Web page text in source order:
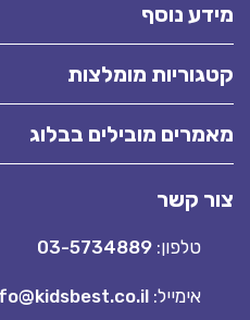
נוסף
מומלצות
מובילים בבלוג
קשר
טלפון:03-5734889
אימייל:info@kidsbest.co.il